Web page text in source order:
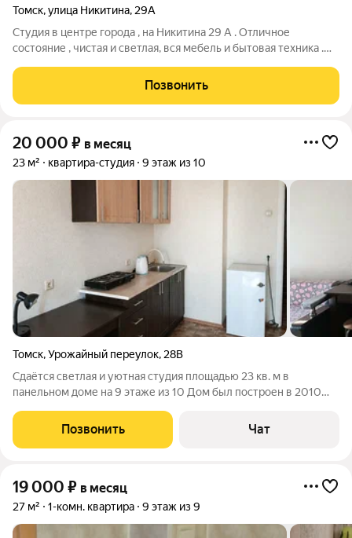
Томск,улица Никитина, 29А
Студия в центре города , на Никитина 29 А . Отличное
состояние , чистая и светлая, вся мебель и бытовая техника .
Позвонить
20 000 ₽ в месяц
23 м² квартира-студия 9 этаж из 10
Томск,Урожайный переулок, 28В
Сдаётся светлая и уютная студия площадью 23 кв. м в
панельном доме на 9 этаже из 10 Дом был построен в 2010
переулок, 28В. Высота потолков 2.7 метра, окна выходят на
улицу, что обеспечивает хорошее
Позвонить Чат
19 000 ₽ в месяц
27 м² 1-комн. квартира 9 этаж из 9